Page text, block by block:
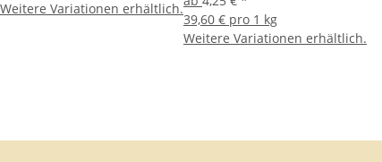
Weitere Variationen erhältlich.
39,60 € pro 1 kg
Weitere Variationen erhältlich.